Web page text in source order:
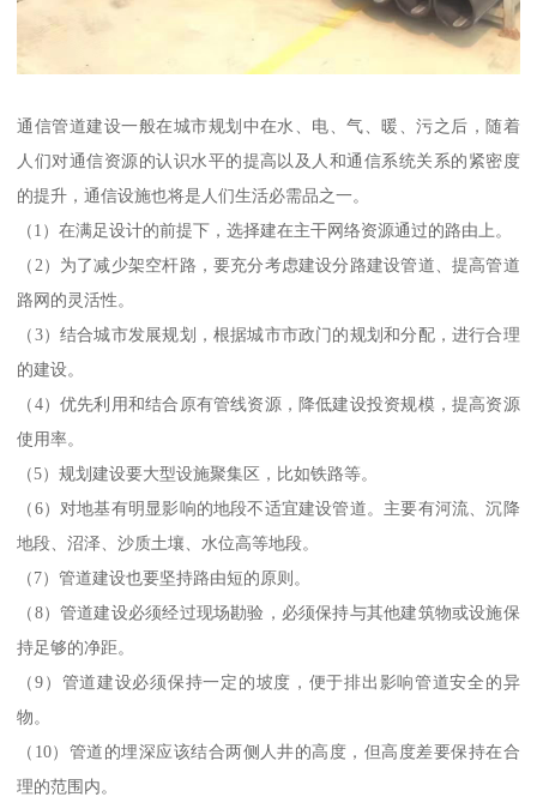
通信管道建设一般在城市规划中在水、电、气、暖、污之后，随着
人们对通信资源的认识水平的提高以及人和通信系统关系的紧密度
的提升，通信设施也将是人们生活必需品之一。
（1）在满足设计的前提下，选择建在主干网络资源通过的路由上。
（2）为了减少架空杆路，要充分考虑建设分路建设管道、提高管道
路网的灵活性。
（3）结合城市发展规划，根据城市市政门的规划和分配，进行合理
的建设。
（4）优先利用和结合原有管线资源，降低建设投资规模，提高资源
使用率。
（5）规划建设要大型设施聚集区，比如铁路等。
（6）对地基有明显影响的地段不适宜建设管道。主要有河流、沉降
地段、沼泽、沙质土壤、水位高等地段。
（7）管道建设也要坚持路由短的原则。
（8）管道建设必须经过现场勘验，必须保持与其他建筑物或设施保
持足够的净距。
（9）管道建设必须保持一定的坡度，便于排出影响管道安全的异
物。
（10）管道的埋深应该结合两侧人井的高度，但高度差要保持在合
理的范围内。